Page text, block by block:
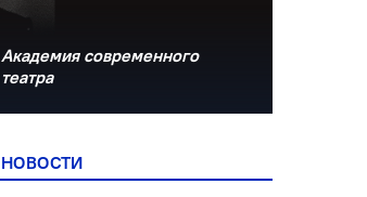
Академия современного
театра
НОВОСТИ